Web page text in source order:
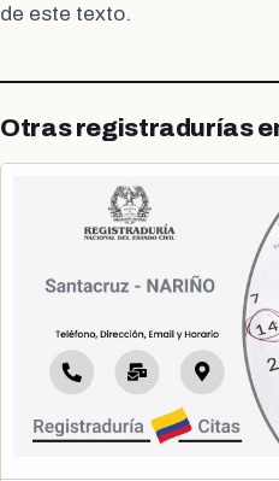
de este texto.
Otras registradurías